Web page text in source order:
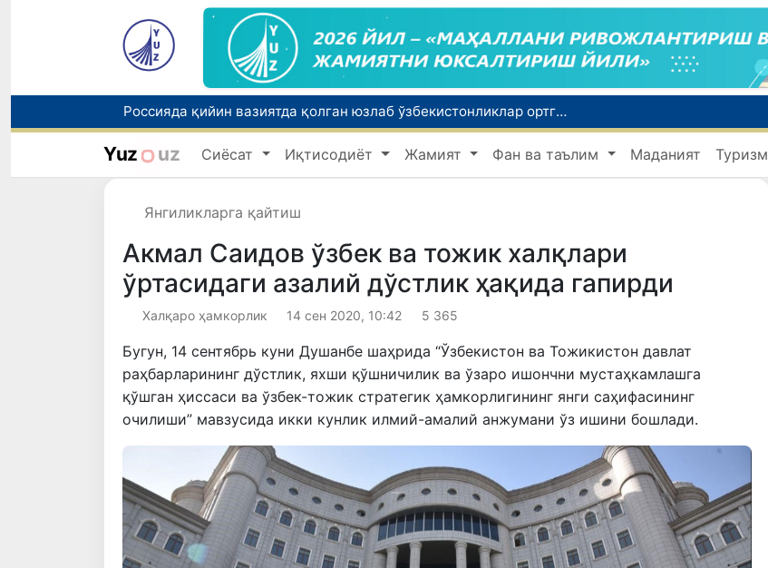
2030 йилгача хавфли чиқиндиларни қайта ишлаш даражаси 20 фоизга етказилади
Ўзбекистон илк бор Халқаро информатика олимпиадаси — IOI 2026га мезбонлик қилади
Тошкентда ППХ инспектори 13 ёшли болани қутқариб қолди
Yuz uz Сиёсат Иқтисодиёт Жамият Фан ва таълим Маданият Туризм
Янгиликларга қайтиш
Акмал Саидов ўзбек ва тожик халқлари
ўртасидаги азалий дўстлик ҳақида гапирди
Халқаро ҳамкорлик 14 сен 2020, 10:42 5 365
Бугун, 14 сентябрь куни Душанбе шаҳрида “Ўзбекистон ва Тожикистон давлат
раҳбарларининг дўстлик, яхши қўшничилик ва ўзаро ишончни мустаҳкамлашга
қўшган ҳиссаси ва ўзбек-тожик стратегик ҳамкорлигининг янги саҳифасининг
очилиши” мавзусида икки кунлик илмий-амалий анжумани ўз ишини бошлади.